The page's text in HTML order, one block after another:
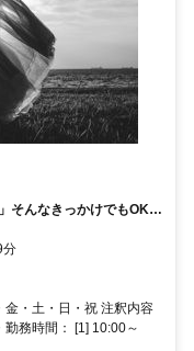
そんなきっかけでもOK♪
オでカメラマンの募集で
分
・土・日・祝 注釈内容
務時間： [1] 10:00～